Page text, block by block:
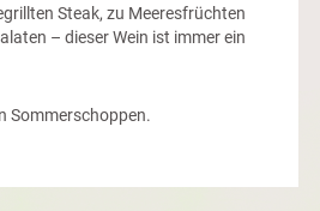
Steak, zu Meeresfrüchten
– dieser Wein ist immer ein
Sommerschoppen.